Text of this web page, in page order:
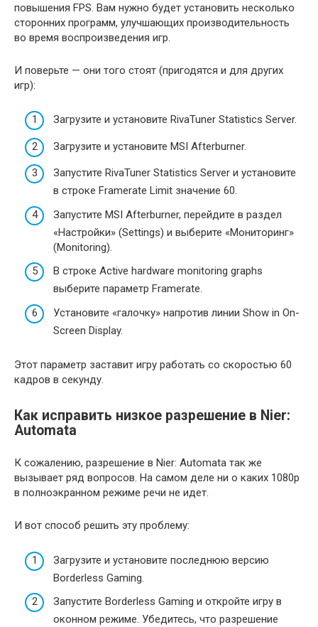
повышения FPS. Вам нужно будет установить несколько
сторонних программ, улучшающих производительность
во время воспроизведения игр.
И поверьте — они того стоят (пригодятся и для других
игр):
Загрузите и установите RivaTuner Statistics Server.
Загрузите и установите MSI Afterburner.
Запустите RivaTuner Statistics Server и установите
в строке Framerate Limit значение 60.
Запустите MSI Afterburner, перейдите в раздел
«Настройки» (Settings) и выберите «Мониторинг»
(Monitoring).
В строке Active hardware monitoring graphs
выберите параметр Framerate.
Установите «галочку» напротив линии Show in On-
Screen Display.
Этот параметр заставит игру работать со скоростью 60
кадров в секунду.
Как исправить низкое разрешение в Nier:
Automata
К сожалению, разрешение в Nier: Automata так же
вызывает ряд вопросов. На самом деле ни о каких 1080p
в полноэкранном режиме речи не идет.
И вот способ решить эту проблему:
Загрузите и установите последнюю версию
Borderless Gaming.
Запустите Borderless Gaming и откройте игру в
оконном режиме. Убедитесь, что разрешение